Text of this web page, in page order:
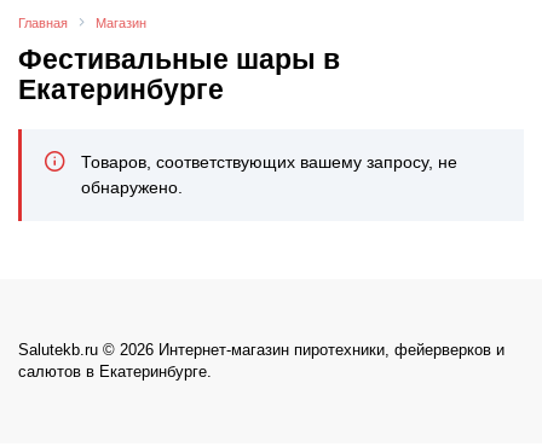
Главная Магазин
Фестивальные шары в
Екатеринбурге
Товаров, соответствующих вашему запросу, не
обнаружено.
Salutekb.ru © 2026 Интернет-магазин пиротехники, фейерверков и
салютов в Екатеринбурге.